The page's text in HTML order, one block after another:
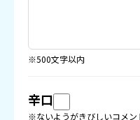
※500文字以内
辛口
※ないようがきびしいコメン